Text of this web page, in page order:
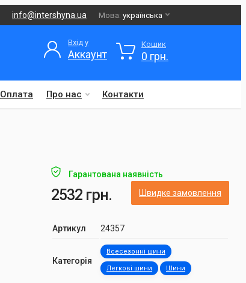
info@intershyna.ua Мова: українська
Оплата Про нас Контакти
Вхід у
Аккаунт
Кошик
0 грн.
Гарантована наявність
2532 грн. Швидке замовлення
Артикул 24357
Категорія
Всесезонні шини
Легкові шини Шини